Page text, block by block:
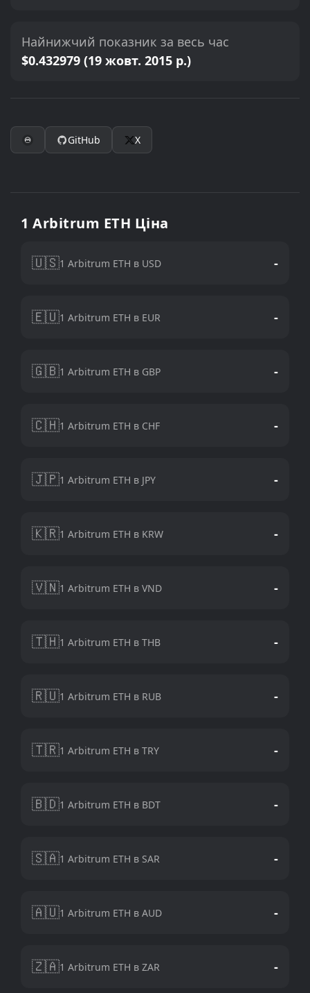
Найнижчий показник за весь час
$0.432979 (19 жовт. 2015 р.)
GitHub X
1 Arbitrum ETH Ціна
🇺🇸1 Arbitrum ETH в USD -
🇪🇺1 Arbitrum ETH в EUR -
🇬🇧1 Arbitrum ETH в GBP -
🇨🇭1 Arbitrum ETH в CHF -
🇯🇵1 Arbitrum ETH в JPY -
🇰🇷1 Arbitrum ETH в KRW -
🇻🇳1 Arbitrum ETH в VND -
🇹🇭1 Arbitrum ETH в THB -
🇷🇺1 Arbitrum ETH в RUB -
🇹🇷1 Arbitrum ETH в TRY -
🇧🇩1 Arbitrum ETH в BDT -
🇸🇦1 Arbitrum ETH в SAR -
🇦🇺1 Arbitrum ETH в AUD -
🇿🇦1 Arbitrum ETH в ZAR -